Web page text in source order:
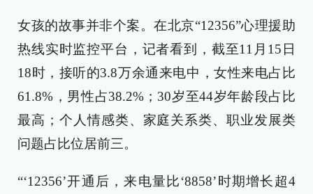
女孩的故事并非个案。在北京“12356”心理援助
热线实时监控平台，记者看到，截至11月15日
18时，接听的3.8万余通来电中，女性来电占比
61.8%，男性占38.2%；30岁至44岁年龄段占比
最高；个人情感类、家庭关系类、职业发展类
问题占比位居前三。
“‘12356’开通后，来电量比‘8858’时期增长超4